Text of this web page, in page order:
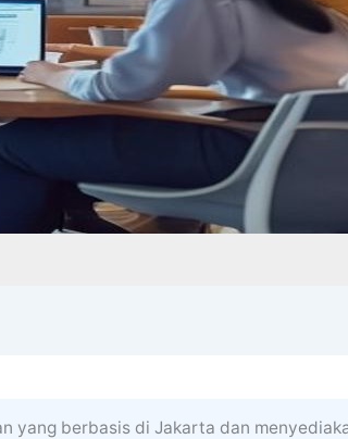
yang berbasis di Jakarta dan